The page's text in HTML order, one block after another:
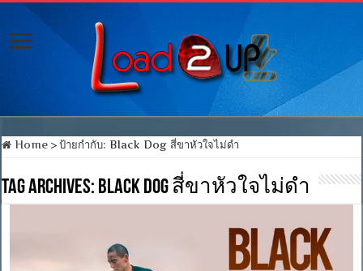
Home > ป้ายกำกับ:Black Dog สี่ขาหัวใจไม่ดำ
Tag Archives: Black Dog สี่ขาหัวใจไม่ดำ